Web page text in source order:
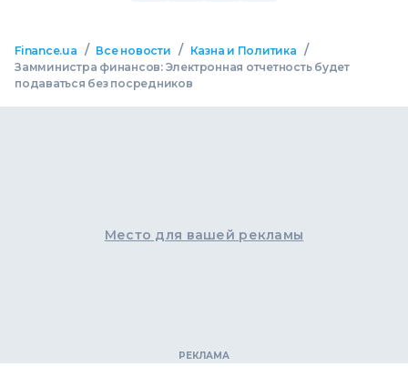
Finance.ua / Все новости / Казна и Политика /
Замминистра финансов: Электронная отчетность будет
подаваться без посредников
Место для вашей рекламы